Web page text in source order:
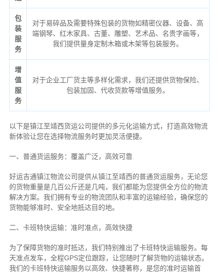
包
装
服
务
对于易碎品及需要特殊包装的货物如精密仪器、设备、高
端钢琴、红木家具、古董、雕塑、艺术品、名贵字画等，
我们提供量身定制木箱或木架等包装服务。
增
值
服
务
对于企业工厂货主等多样化需求，我们还提供货物保险、
包装加固、代收货款等增值服务。
以下是镇江至靖西货运公司提供的多元化运输方式，打造高效物流
新体验让您在选择物流服务时更加灵活便捷。
一、普通货运服务：覆盖广泛，高效可靠
好运吉通镇江物流公司提供从镇江至靖西的普通货运服务，无论您
的货物重量是几百公斤还是几吨，我们都能为您提供全方位的物流
解决方案。我们拥有专业的物流团队和丰富的运输经验，确保您的
货物能够准时、安全地抵达目的地。
二、卡班特快运输：准时准点，高效快捷
为了保障货物的准时抵达，我们特别推出了卡班特快运输服务。每
天准点发车，全程GPS定位跟踪，让您随时了解货物的运输状态。
我们的卡班特快运输服务以高效、快捷著称，是您的准时运输首